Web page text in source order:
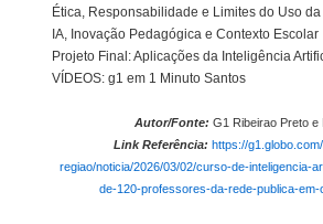
Ética, Responsabilidade e Limites do Uso
IA, Inovação Pedagógica e Contexto Escolar
Projeto Final: Aplicações da Inteligência
VÍDEOS: g1 em 1 Minuto Santos
Autor/Fonte: G1 Ribeirao Preto e
Link Referência: https://
regiao/noticia/2026/03/02/curso-de-inteligencia-
de-120-professores-da-rede-publica-em-